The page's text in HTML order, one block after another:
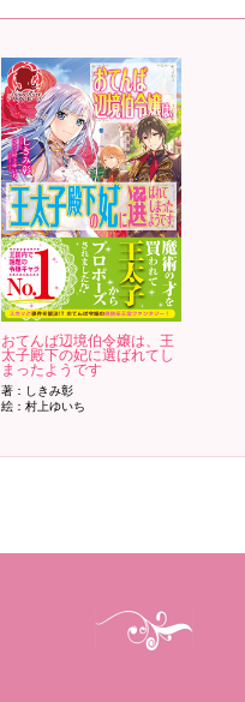
おてんば辺境伯令嬢は、王
太子殿下の妃に選ばれてし
まったようです
著：しきみ彰
絵：村上ゆいち